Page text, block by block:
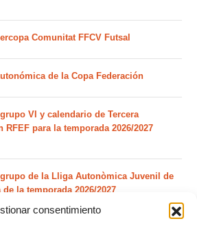
consentimiento
Comunitat FFCV Futsal
de la Copa Federación
VI y calendario de Tercera
RFEF para la temporada 2026/2027
de la Lliga Autonòmica Juvenil de
la temporada 2026/2027